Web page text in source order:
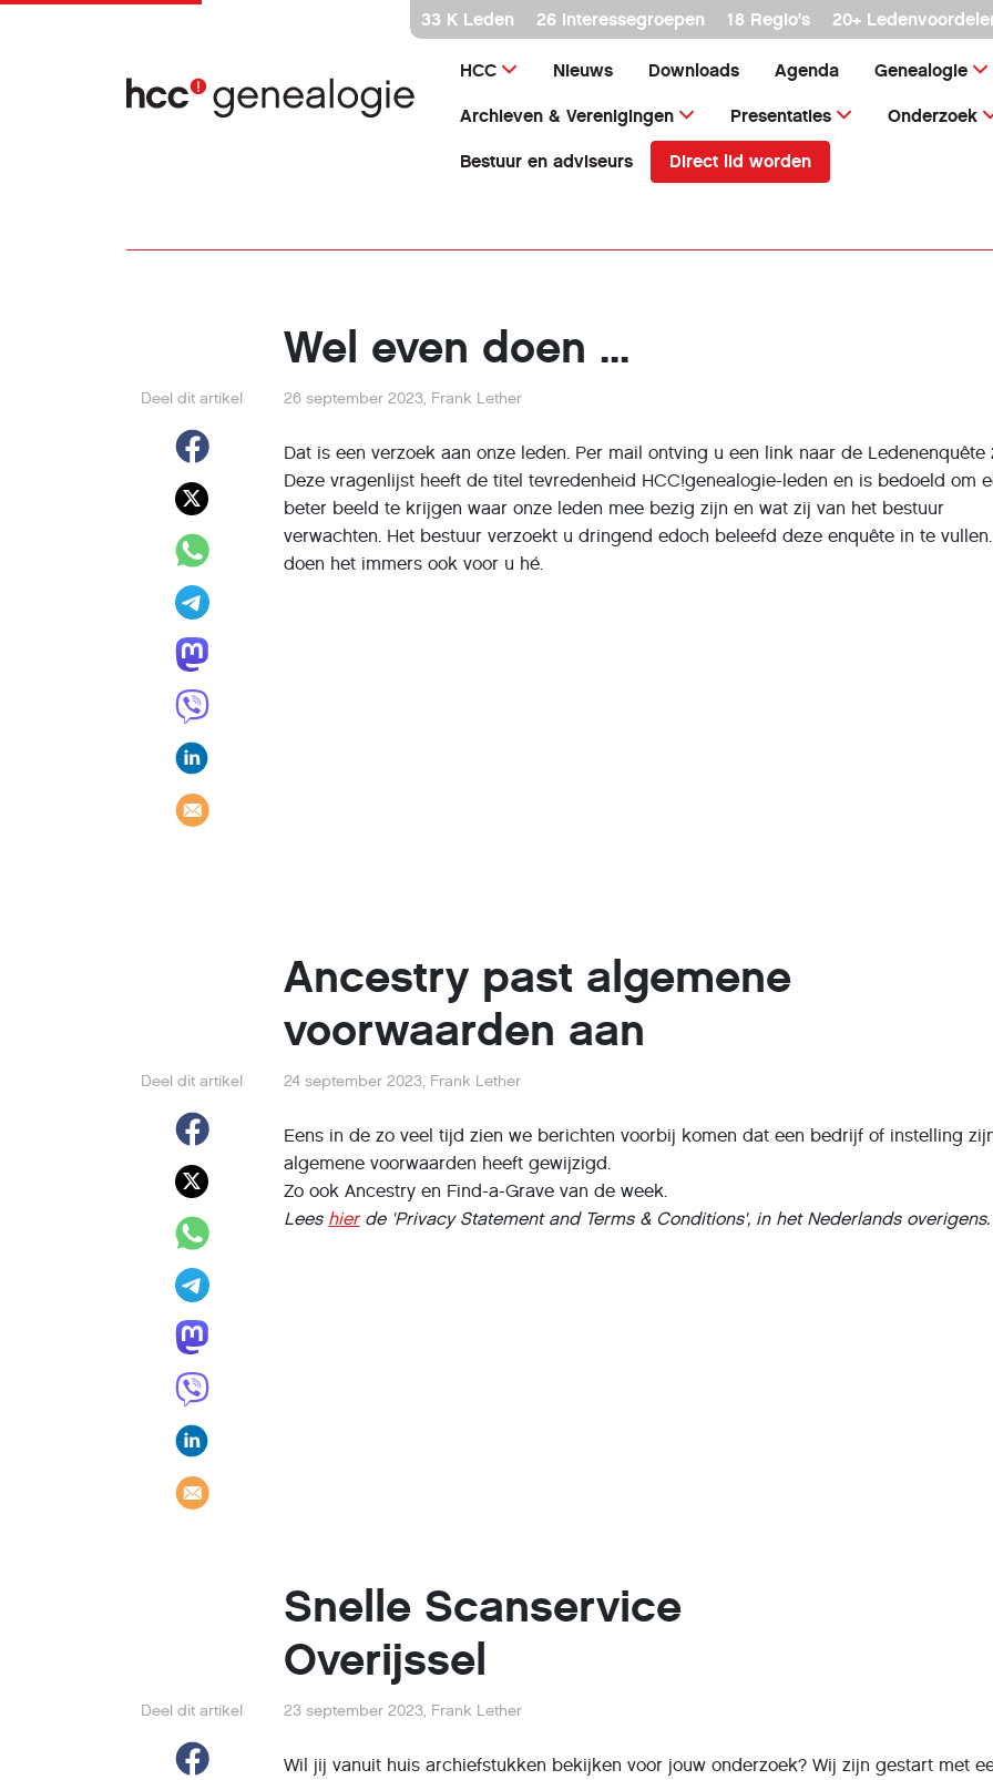
inhoud
33 K Leden 26 interessegroepen 18 Regio's 20+
HCC Nieuws Downloads Agenda Genealogie
Archieven & Verenigingen Presentaties Onderzoek
Bestuur en adviseurs Direct lid worden
Wel even doen ...
Deel dit artikel 26 september 2023, Frank Lether
Dat is een verzoek aan onze leden. Per mail ontving u een link naar de Ledenenquête
Deze vragenlijst heeft de titel tevredenheid HCC!genealogie-leden en is bedoeld om
beter beeld te krijgen waar onze leden mee bezig zijn en wat zij van het bestuur
verwachten. Het bestuur verzoekt u dringend edoch beleefd deze enquête in te vullen.
doen het immers ook voor u hé.
Ancestry past algemene
voorwaarden aan
Deel dit artikel 24 september 2023, Frank Lether
Eens in de zo veel tijd zien we berichten voorbij komen dat een bedrijf of instelling
algemene voorwaarden heeft gewijzigd.
Zo ook Ancestry en Find-a-Grave van de week.
Lees hierde 'Privacy Statement and Terms & Conditions', in het Nederlands overigens.
Snelle Scanservice
Overijssel
Deel dit artikel 23 september 2023, Frank Lether
Wil jij vanuit huis archiefstukken bekijken voor jouw onderzoek? Wij zijn gestart met